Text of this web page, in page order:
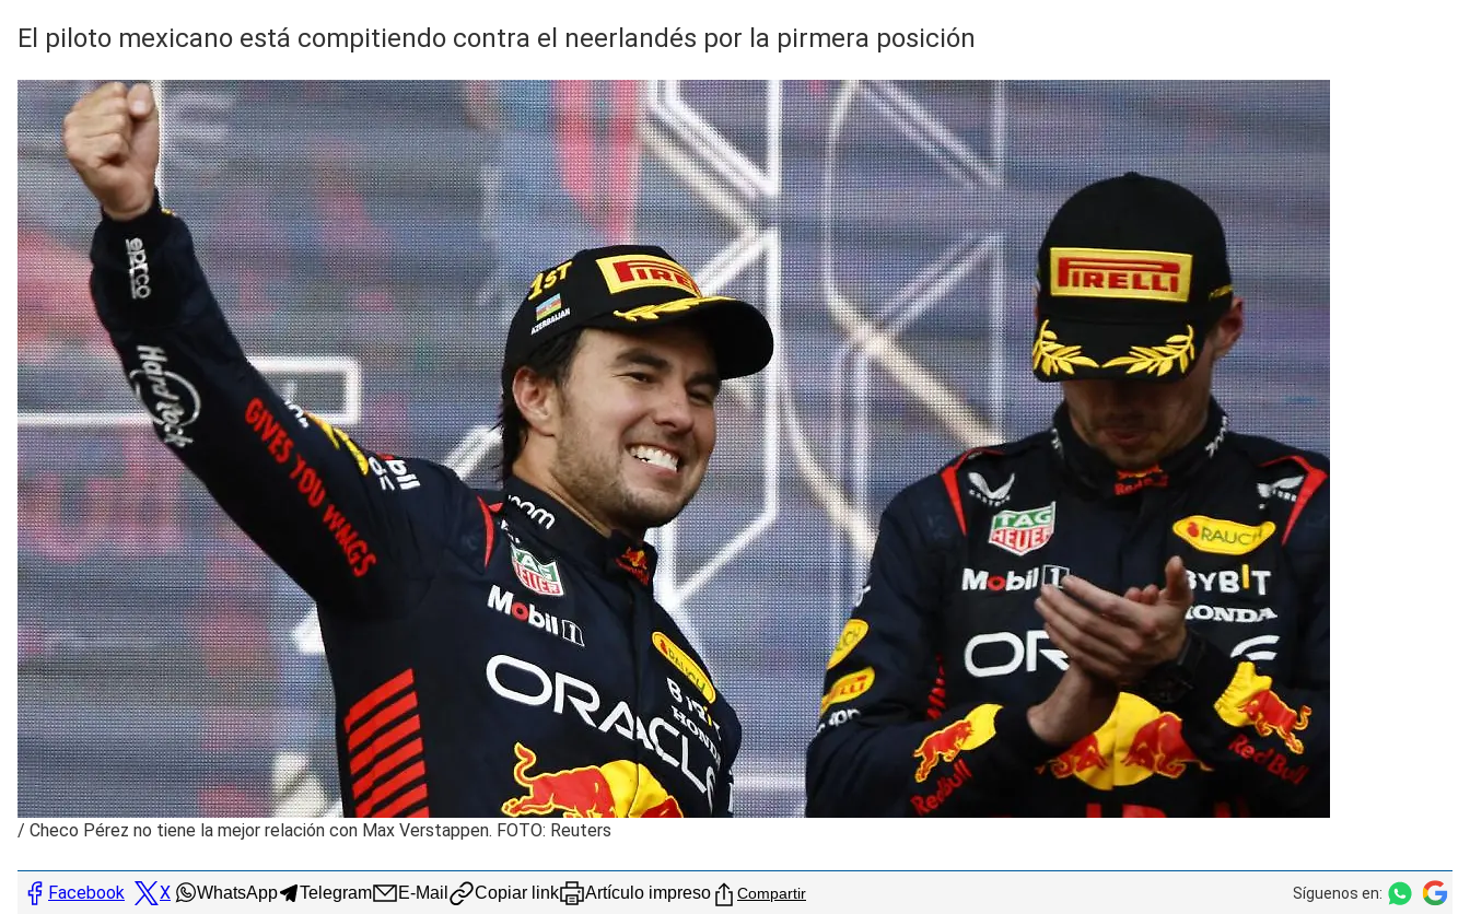
El piloto mexicano está compitiendo contra el neerlandés por la pirmera posición
/ Checo Pérez no tiene la mejor relación con Max Verstappen. FOTO: Reuters
Facebook X WhatsApp Telegram E-Mail Copiar link Artículo impreso Compartir Síguenos en: